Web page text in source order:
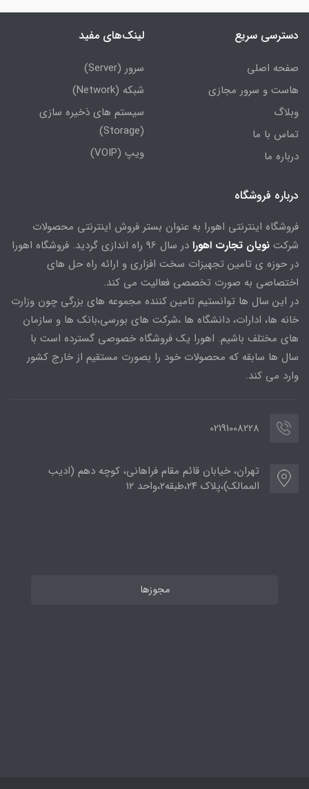
دسترسی سریع
صفحه اصلی
هاست و سرور مجازی
وبلاگ
تماس با ما
درباره ما
لینک‌های مفید
سرور (Server)
شبکه (Network)
سیستم های ذخیره سازی
(Storage)
ویپ (VOIP)
درباره فروشگاه
فروشگاه اینترنتی اهورا به عنوان بستر فروش اینترنتی محصولات
شرکت نویان تجارت اهورا
در سال 96 راه اندازی گردید. فروشگاه اهورا
در حوزه ی تامین تجهیزات سخت افزاری و ارائه راه حل های
اختصاصی به صورت تخصصی فعالیت می کند.
در این سال ها توانستیم تامین کننده مجموعه های بزرگی چون وزارت
خانه ها، ادارات، دانشگاه ها ،شرکت های بورسی،بانک ها و سازمان
های مختلف باشیم. اهورا یک فروشگاه خصوصی گسترده است با
سال ها سابقه که محصولات خود را بصورت مستقیم از خارج کشور
وارد می کند.
02191008228
تهران، خیابان قائم مقام فراهانی، کوچه دهم (ادیب
الممالک)،پلاک ۲۴،طبقه۲،واحد ۱۲
مجوزها